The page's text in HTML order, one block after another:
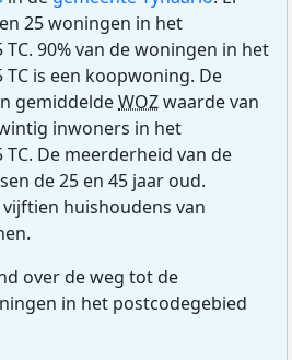
25 woningen in het
90% van de woningen in het
is een koopwoning. De
gemiddeldeWOZwaarde van
inwoners in het
De meerderheid van de
de 25 en 45 jaar oud.
huishoudens van
over de weg tot de
in het postcodegebied